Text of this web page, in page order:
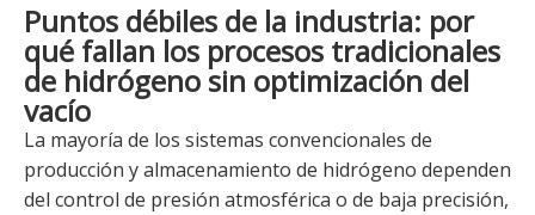
Puntos débiles de la industria: por
qué fallan los procesos tradicionales
de hidrógeno sin optimización del
vacío
La mayoría de los sistemas convencionales de
producción y almacenamiento de hidrógeno dependen
del control de presión atmosférica o de baja precisión,